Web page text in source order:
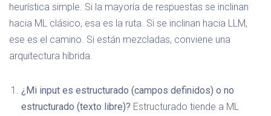
heurística simple. Si la mayoría de respuestas se inclinan
hacia ML clásico, esa es la ruta. Si se inclinan hacia LLM,
ese es el camino. Si están mezcladas, conviene una
arquitectura híbrida.
¿Mi input es estructurado (campos definidos) o no
estructurado (texto libre)? Estructurado tiende a ML